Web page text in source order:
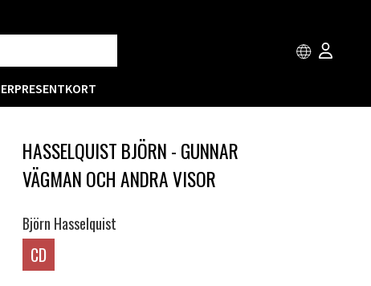
PRESENTKORT
HASSELQUIST BJÖRN - GUNNAR
VÄGMAN OCH ANDRA VISOR
Björn Hasselquist
CD